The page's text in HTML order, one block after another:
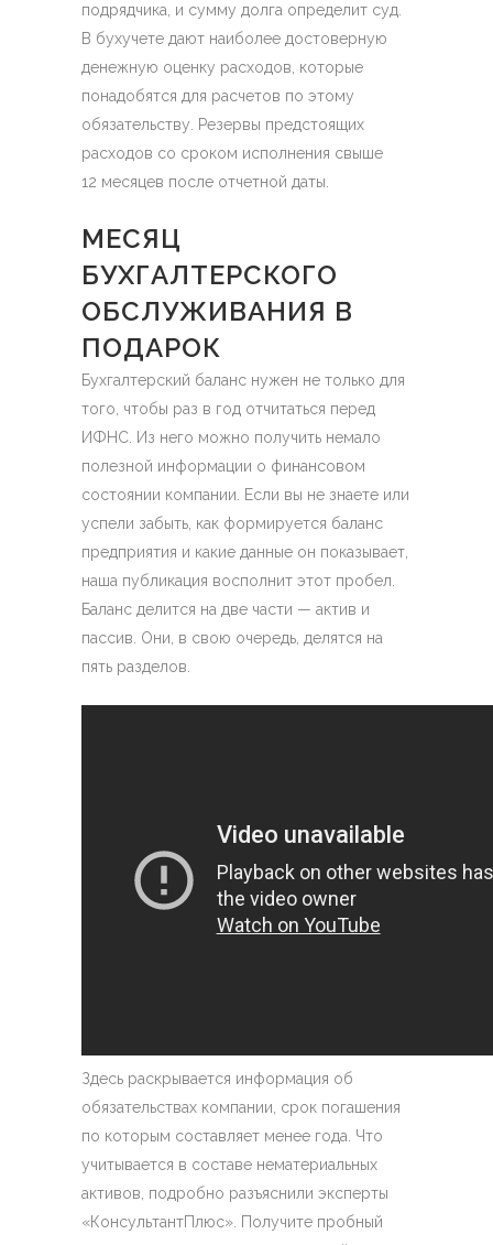
подрядчика, и сумму долга определит суд.
В бухучете дают наиболее достоверную
денежную оценку расходов, которые
понадобятся для расчетов по этому
обязательству. Резервы предстоящих
расходов со сроком исполнения свыше
12 месяцев после отчетной даты.
МЕСЯЦ
БУХГАЛТЕРСКОГО
ОБСЛУЖИВАНИЯ В
ПОДАРОК
Бухгалтерский баланс нужен не только для
того, чтобы раз в год отчитаться перед
ИФНС. Из него можно получить немало
полезной информации о финансовом
состоянии компании. Если вы не знаете или
успели забыть, как формируется баланс
предприятия и какие данные он показывает,
наша публикация восполнит этот пробел.
Баланс делится на две части — актив и
пассив. Они, в свою очередь, делятся на
пять разделов.
Здесь раскрывается информация об
обязательствах компании, срок погашения
по которым составляет менее года. Что
учитывается в составе нематериальных
активов, подробно разъяснили эксперты
«КонсультантПлюс». Получите пробный